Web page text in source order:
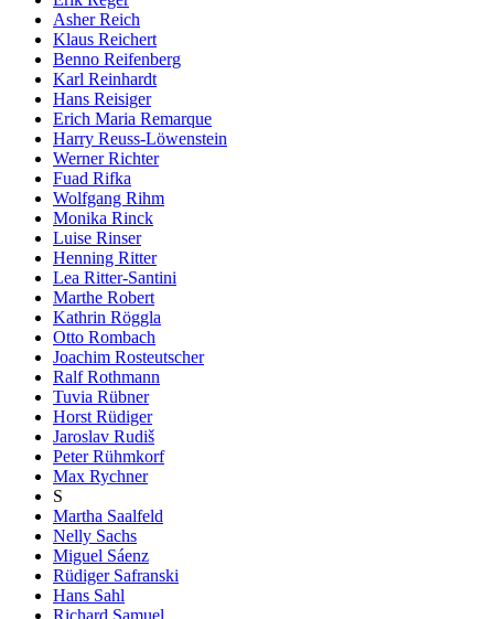
Asher Reich
Klaus Reichert
Benno Reifenberg
Karl Reinhardt
Hans Reisiger
Erich Maria Remarque
Harry Reuss-Löwenstein
Werner Richter
Fuad Rifka
Wolfgang Rihm
Monika Rinck
Luise Rinser
Henning Ritter
Lea Ritter-Santini
Marthe Robert
Kathrin Röggla
Otto Rombach
Joachim Rosteutscher
Ralf Rothmann
Tuvia Rübner
Horst Rüdiger
Jaroslav Rudiš
Peter Rühmkorf
Max Rychner
S
Martha Saalfeld
Nelly Sachs
Miguel Sáenz
Rüdiger Safranski
Hans Sahl
Richard Samuel